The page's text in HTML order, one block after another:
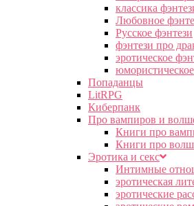
классика
Любовное
Русское фэнтези
фэнтези про
эротическое
Попаданцы
LitRPG
Киберпанк
Про вампиров и
Книги про
Книги про
Эротика и секс
Интимные
эротическая
эротические